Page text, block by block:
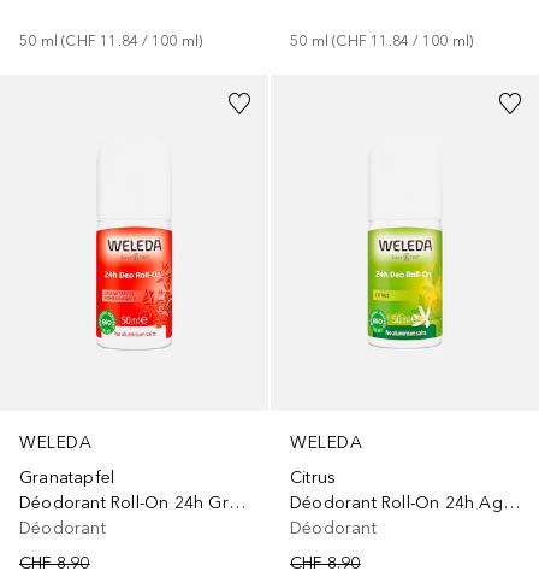
50 ml (CHF 11.84 / 100 ml) 50 ml (CHF 11.84 / 100 ml)
WELEDA
Granatapfel
Déodorant Roll-On 24h Grenade
Déodorant
CHF 8.90
WELEDA
Citrus
Déodorant Roll-On 24h Agrumes
Déodorant
CHF 8.90